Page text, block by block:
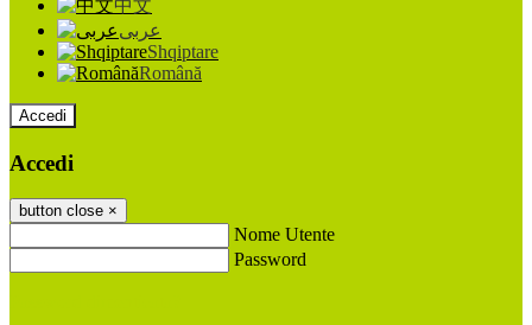
中文
عربى
Shqiptare
Română
Accedi
Accedi
button close ×
Nome Utente
Password